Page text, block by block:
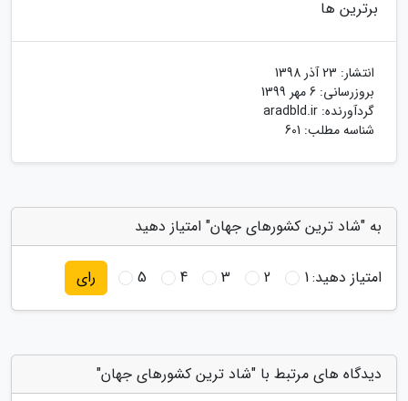
برترین ها
انتشار: 23 آذر 1398
بروزرسانی: 6 مهر 1399
گردآورنده: aradbld.ir
شناسه مطلب: 601
به "شاد ترین کشورهای جهان" امتیاز دهید
امتیاز دهید:1
2
3
4
5 رای
دیدگاه های مرتبط با "شاد ترین کشورهای جهان"